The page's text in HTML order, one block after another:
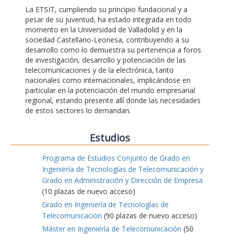
La ETSIT, cumpliendo su principio fundacional y a
pesar de su juventud, ha estado integrada en todo
momento en la Universidad de Valladolid y en la
sociedad Castellano-Leonesa, contribuyendo a su
desarrollo como lo demuestra su pertenencia a foros
de investigación, desarrollo y potenciación de las
telecomunicaciones y de la electrónica, tanto
nacionales como internacionales, implicándose en
particular en la potenciación del mundo empresarial
regional, estando presente allí donde las necesidades
de estos sectores lo demandan.
Estudios
Programa de Estudios Conjunto de Grado en
Ingeniería de Tecnologías de Telecomunicación y
Grado en Administración y Dirección de Empresa
(10 plazas de nuevo acceso)
Grado en Ingeniería de Tecnologías de
Telecomunicación (90 plazas de nuevo acceso)
Máster en Ingeniería de Telecomunicación (50